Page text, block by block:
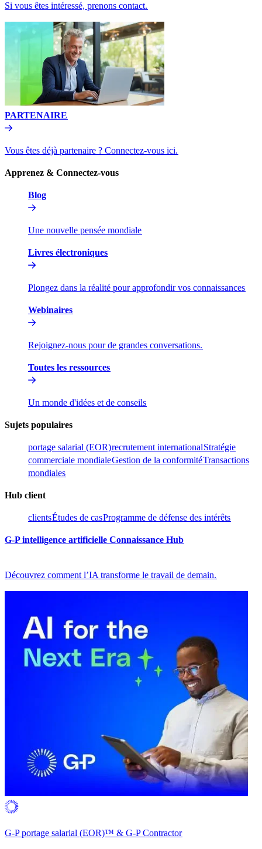
Si vous êtes intéressé, prenons contact.​​
PARTENAIRE​​
Vous êtes déjà partenaire ? Connectez-vous ici.​​
Apprenez & Connectez-vous​​
Blog​​
Une nouvelle pensée mondiale​​
Livres électroniques​​
Plongez dans la réalité pour approfondir vos connaissances​​
Webinaires​​
Rejoignez-nous pour de grandes conversations.​​
Toutes les ressources​​
Un monde d'idées et de conseils​​
Sujets populaires​​
portage salarial (EOR)​​recrutement international​​Stratégie
commerciale mondiale​​Gestion de la conformité​​Transactions
mondiales​​
Hub client​​
clients​​Études de cas​​Programme de défense des intérêts​​
G-P intelligence artificielle Connaissance Hub​​
Découvrez comment l’IA transforme le travail de demain.​​
G-P portage salarial (EOR)™ & G-P Contractor​​